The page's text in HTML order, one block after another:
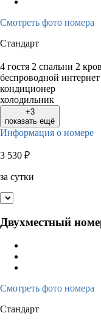
Смотреть фото номера
Стандарт
4 гостя 2 спальни 2
беспроводной
кондиционер
холодильник
+3
показать ещё
Информация о номере
3 530 ₽
за сутки
Двухместный
Смотреть фото номера
Стандарт